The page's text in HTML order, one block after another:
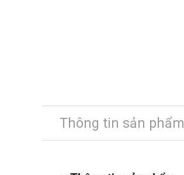
Thông tin sản phẩm